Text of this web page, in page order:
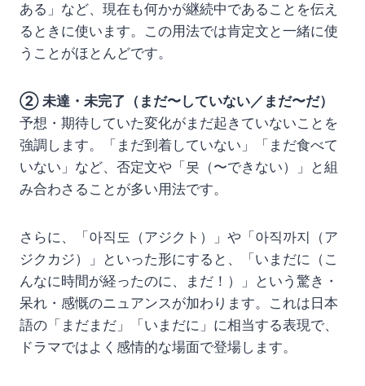
ある」など、現在も何かが継続中であることを伝え
るときに使います。この用法では肯定文と一緒に使
うことがほとんどです。
② 未達・未完了（まだ〜していない／まだ〜だ）
予想・期待していた変化がまだ起きていないことを
強調します。「まだ到着していない」「まだ食べて
いない」など、否定文や「못（〜できない）」と組
み合わさることが多い用法です。
さらに、「아직도（アジクト）」や「아직까지（ア
ジクカジ）」といった形にすると、「いまだに（こ
んなに時間が経ったのに、まだ！）」という驚き・
呆れ・感慨のニュアンスが加わります。これは日本
語の「まだまだ」「いまだに」に相当する表現で、
ドラマではよく感情的な場面で登場します。